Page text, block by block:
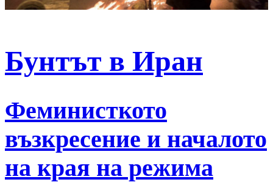
Бунтът в Иран
Феминисткото
възкресение и началото
на края на режима